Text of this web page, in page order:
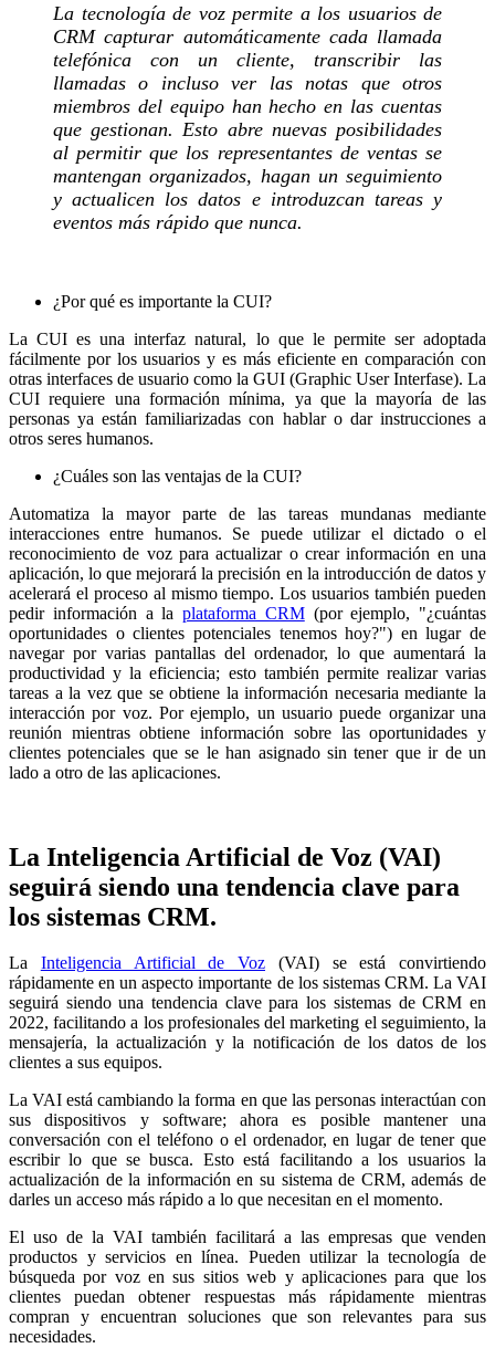
La tecnología de voz permite a los usuarios de
CRM capturar automáticamente cada llamada
telefónica con un cliente, transcribir las
llamadas o incluso ver las notas que otros
miembros del equipo han hecho en las cuentas
que gestionan. Esto abre nuevas posibilidades
al permitir que los representantes de ventas se
mantengan organizados, hagan un seguimiento
y actualicen los datos e introduzcan tareas y
eventos más rápido que nunca.
¿Por qué es importante la CUI?
La CUI es una interfaz natural, lo que le permite ser adoptada
fácilmente por los usuarios y es más eficiente en comparación con
otras interfaces de usuario como la GUI (Graphic User Interfase). La
CUI requiere una formación mínima, ya que la mayoría de las
personas ya están familiarizadas con hablar o dar instrucciones a
otros seres humanos.
¿Cuáles son las ventajas de la CUI?
Automatiza la mayor parte de las tareas mundanas mediante
interacciones entre humanos. Se puede utilizar el dictado o el
reconocimiento de voz para actualizar o crear información en una
aplicación, lo que mejorará la precisión en la introducción de datos y
acelerará el proceso al mismo tiempo. Los usuarios también pueden
pedir información a la plataforma CRM(por ejemplo, "¿cuántas
oportunidades o clientes potenciales tenemos hoy?") en lugar de
navegar por varias pantallas del ordenador, lo que aumentará la
productividad y la eficiencia; esto también permite realizar varias
tareas a la vez que se obtiene la información necesaria mediante la
interacción por voz. Por ejemplo, un usuario puede organizar una
reunión mientras obtiene información sobre las oportunidades y
clientes potenciales que se le han asignado sin tener que ir de un
lado a otro de las aplicaciones.
La Inteligencia Artificial de Voz (VAI)
seguirá siendo una tendencia clave para
los sistemas CRM.
La Inteligencia Artificial de Voz (VAI) se está convirtiendo
rápidamente en un aspecto importante de los sistemas CRM. La VAI
seguirá siendo una tendencia clave para los sistemas de CRM en
2022, facilitando a los profesionales del marketing el seguimiento, la
mensajería, la actualización y la notificación de los datos de los
clientes a sus equipos.
La VAI está cambiando la forma en que las personas interactúan con
sus dispositivos y software; ahora es posible mantener una
conversación con el teléfono o el ordenador, en lugar de tener que
escribir lo que se busca. Esto está facilitando a los usuarios la
actualización de la información en su sistema de CRM, además de
darles un acceso más rápido a lo que necesitan en el momento.
El uso de la VAI también facilitará a las empresas que venden
productos y servicios en línea. Pueden utilizar la tecnología de
búsqueda por voz en sus sitios web y aplicaciones para que los
clientes puedan obtener respuestas más rápidamente mientras
compran y encuentran soluciones que son relevantes para sus
necesidades.